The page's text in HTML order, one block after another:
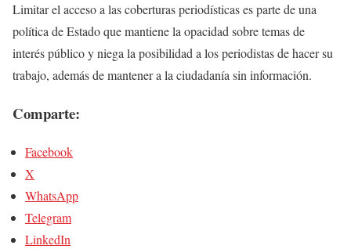
Limitar el acceso a las coberturas periodísticas es parte de una
política de Estado que mantiene la opacidad sobre temas de
interés público y niega la posibilidad a los periodistas de hacer su
trabajo, además de mantener a la ciudadanía sin información.
Comparte:
Facebook
X
WhatsApp
Telegram
LinkedIn